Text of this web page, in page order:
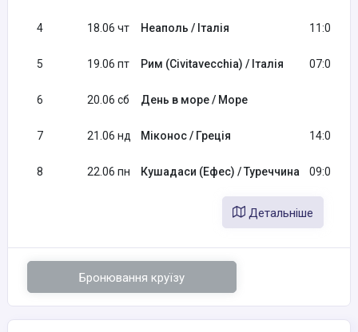
4 18.06 чт Неаполь / Італія 11:00
5 19.06 пт Рим (Civitavecchia) / Італія 07:00
6 20.06 сб День в море / Море
7 21.06 нд Міконос / Греція 14:00
8 22.06 пн Кушадаси (Ефес) / Туреччина 09:00
Детальніше
Бронювання круїзу